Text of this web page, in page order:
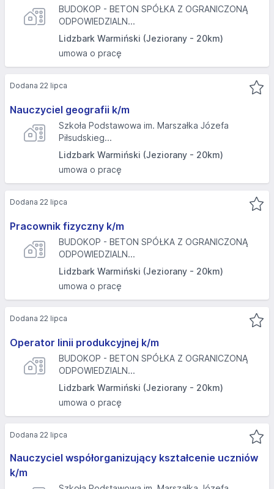
BUDOKOP - BETON SPÓŁKA Z OGRANICZONĄ
ODPOWIEDZIALN...
Lidzbark Warmiński (Jeziorany - 20km)
umowa o pracę
Nauczyciel geografii k/m
Szkoła Podstawowa im. Marszałka Józefa
Piłsudskieg...
Lidzbark Warmiński (Jeziorany - 20km)
umowa o pracę
Dodana 22 lipca
Pracownik fizyczny k/m
BUDOKOP - BETON SPÓŁKA Z OGRANICZONĄ
ODPOWIEDZIALN...
Lidzbark Warmiński (Jeziorany - 20km)
umowa o pracę
Dodana 22 lipca
Operator linii produkcyjnej k/m
BUDOKOP - BETON SPÓŁKA Z OGRANICZONĄ
ODPOWIEDZIALN...
Lidzbark Warmiński (Jeziorany - 20km)
umowa o pracę
Dodana 22 lipca
Nauczyciel współorganizujący kształcenie uczniów
k/m
Dodana 22 lipca